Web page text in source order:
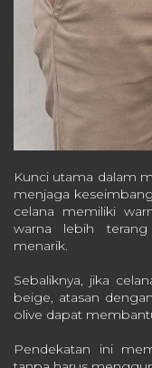
Kunci utama dalam
menjaga
celana memiliki
warna lebih
menarik.
Sebaliknya, jika
beige, atasan
olive dapat
Pendekatan ini